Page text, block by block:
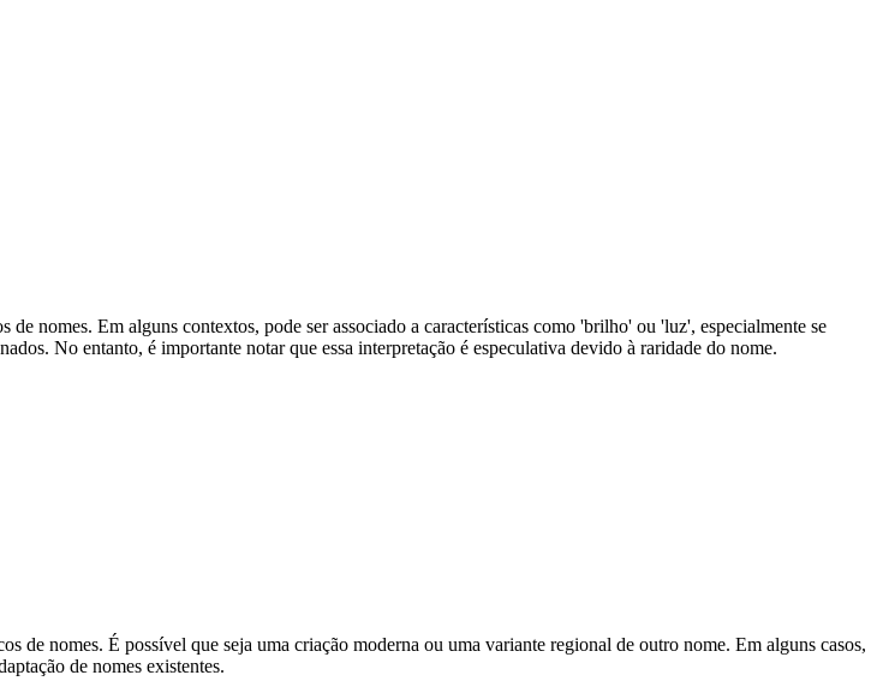
nomes. Em alguns contextos, pode ser associado a características como 'brilho' ou 'luz', especialmente se
No entanto, é importante notar que essa interpretação é especulativa devido à raridade do nome.
de nomes. É possível que seja uma criação moderna ou uma variante regional de outro nome. Em alguns casos,
de nomes existentes.